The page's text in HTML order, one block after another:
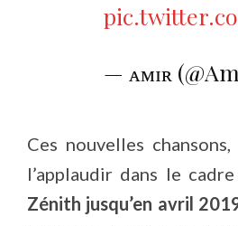
— ᴀᴍɪʀ
Ces nouvelles
l’applaudir dans le
Zénith jusqu’en avril